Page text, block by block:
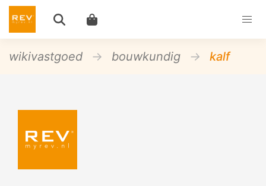
wikivastgoed bouwkundig kalf